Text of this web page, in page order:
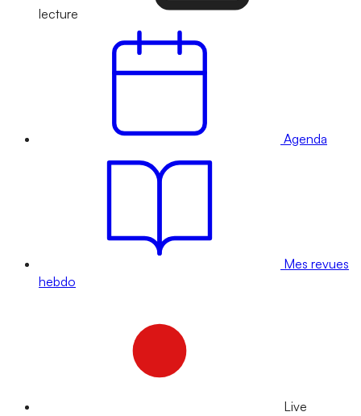
lecture
Agenda
Mes revues
hebdo
Live